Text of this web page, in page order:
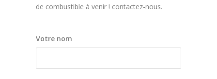
de combustible à venir ! contactez-nous.
Votre nom